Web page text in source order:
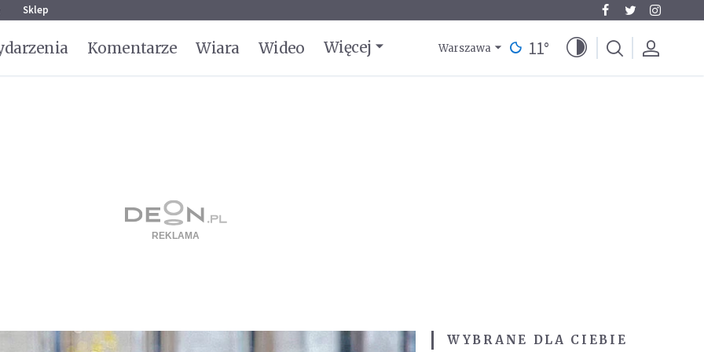
Sklep
Komentarze Wiara Wideo Więcej Warszawa 11°
WYBRANE DLA CIEBIE